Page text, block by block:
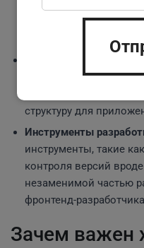
анимаций и обработки
Фреймворки и
jsили
структуру для
Инструменты
инструменты, такие как
контроля версий вроде
незаменимой частью
фронтенд-
Зачем важен